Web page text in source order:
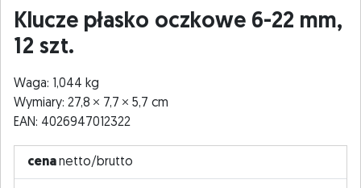
Klucze płasko oczkowe 6-22 mm,
12 szt.
Waga: 1,044 kg
Wymiary: 27,8
7,7
5,7 cm
EAN: 4026947012322
cenanetto/brutto